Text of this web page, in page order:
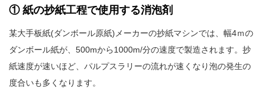
① 紙の抄紙工程で使用する消泡剤
某大手板紙(ダンボール原紙)メーカーの抄紙マシンでは、幅4ｍの
ダンボール紙が、500mから1000m/分の速度で製造されます。抄
紙速度が速いほど、パルプスラリーの流れが速くなり泡の発生の
度合いも多くなります。